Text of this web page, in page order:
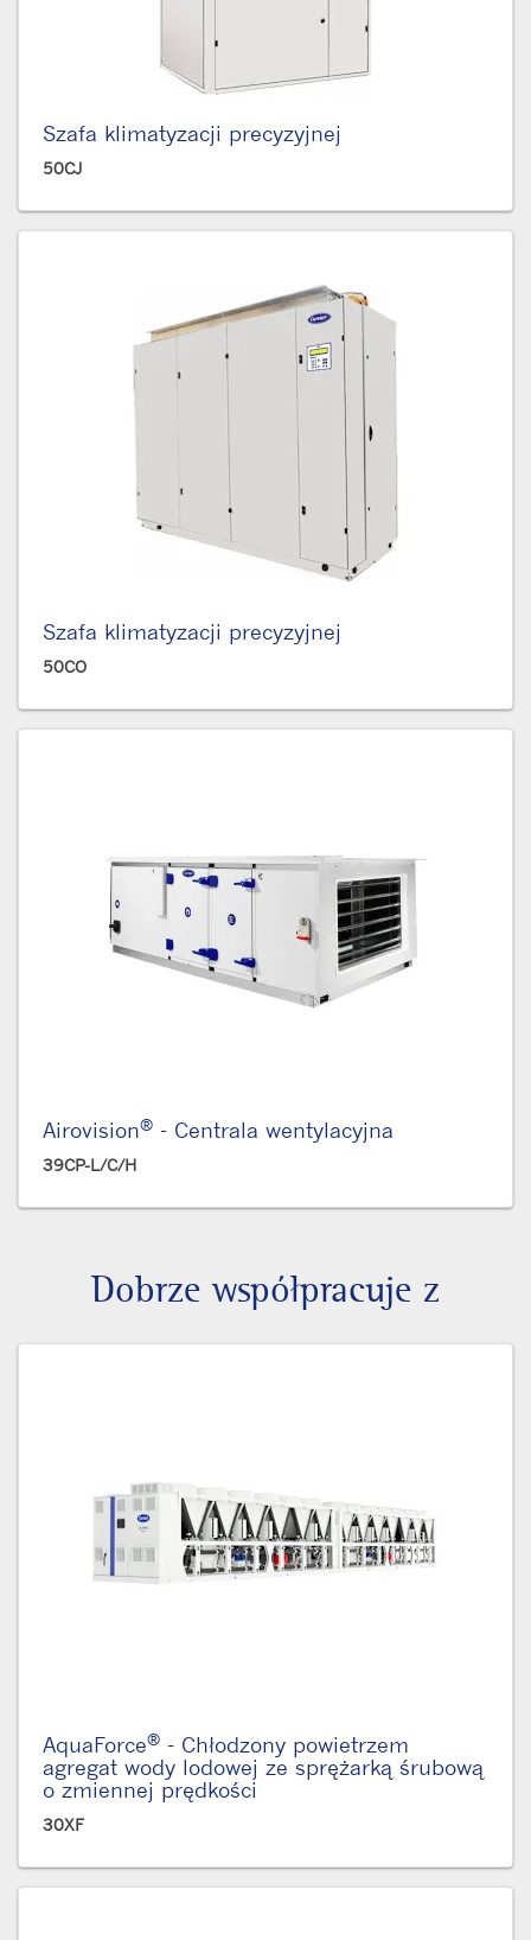
Szafa klimatyzacji precyzyjnej
50CJ
Szafa klimatyzacji precyzyjnej
50CO
Airovision® - Centrala wentylacyjna
39CP-L/C/H
Dobrze współpracuje z
AquaForce® - Chłodzony powietrzem
agregat wody lodowej ze sprężarką śrubową
o zmiennej prędkości
30XF